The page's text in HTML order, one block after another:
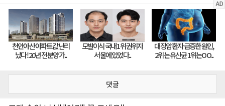
댓글